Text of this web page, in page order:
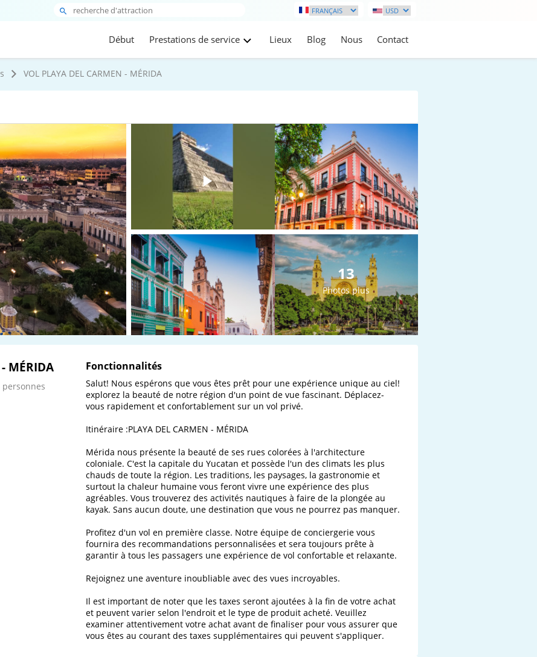
Début Prestations de service Lieux Blog Nous Contact
VOL PLAYA DEL CARMEN - MÉRIDA
13
Photos plus
MÉRIDA
personnes
Fonctionnalités
Salut! Nous espérons que vous êtes prêt pour une expérience unique au ciel!
explorez la beauté de notre région d'un point de vue fascinant. Déplacez-
vous rapidement et confortablement sur un vol privé.
Itinéraire :PLAYA DEL CARMEN - MÉRIDA
Mérida nous présente la beauté de ses rues colorées à l'architecture
coloniale. C'est la capitale du Yucatan et possède l'un des climats les plus
chauds de toute la région. Les traditions, les paysages, la gastronomie et
surtout la chaleur humaine vous feront vivre une expérience des plus
agréables. Vous trouverez des activités nautiques à faire de la plongée au
kayak. Sans aucun doute, une destination que vous ne pourrez pas manquer.
Profitez d'un vol en première classe. Notre équipe de conciergerie vous
fournira des recommandations personnalisées et sera toujours prête à
garantir à tous les passagers une expérience de vol confortable et relaxante.
Rejoignez une aventure inoubliable avec des vues incroyables.
Il est important de noter que les taxes seront ajoutées à la fin de votre achat
et peuvent varier selon l'endroit et le type de produit acheté. Veuillez
examiner attentivement votre achat avant de finaliser pour vous assurer que